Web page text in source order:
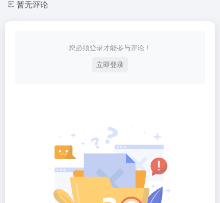
暂无评论
您必须登录才能参与评论！
立即登录